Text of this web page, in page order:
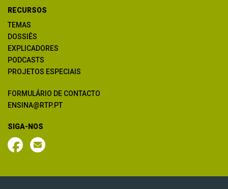
RECURSOS
TEMAS
DOSSIÊS
EXPLICADORES
PODCASTS
PROJETOS ESPECIAIS
FORMULÁRIO DE CONTACTO
ENSINA@RTP.PT
SIGA-NOS